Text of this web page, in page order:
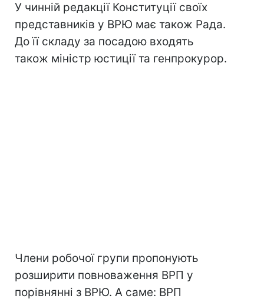
У чинній редакції Конституції своїх
представників у ВРЮ має також Рада.
До її складу за посадою входять
також міністр юстиції та генпрокурор.
Члени робочої групи пропонують
розширити повноваження ВРП у
порівнянні з ВРЮ. А саме: ВРП